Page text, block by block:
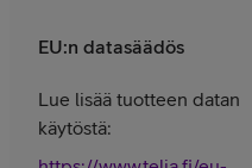
EU:n datasäädös
Lue lisää tuotteen datan
käytöstä: